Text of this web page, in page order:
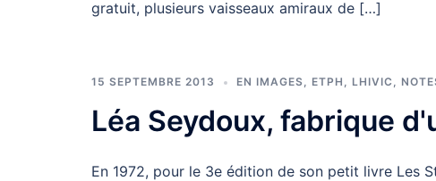
gratuit, plusieurs vaisseaux amiraux de […]
15 SEPTEMBRE 2013 EN IMAGES, ETPH , LHIVIC ,
Léa Seydoux, fabrique
En 1972, pour le 3e édition de son petit livre Les